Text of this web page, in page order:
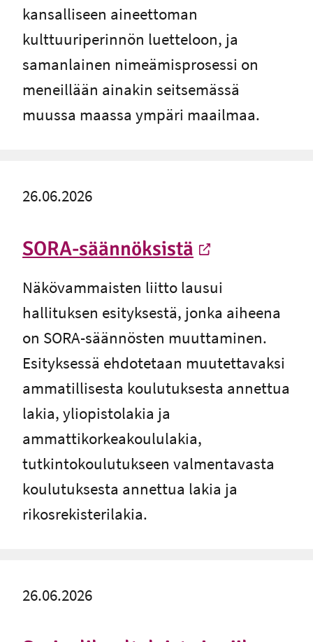
kansalliseen aineettoman
kulttuuriperinnön luetteloon, ja
samanlainen nimeämisprosessi on
meneillään ainakin seitsemässä
muussa maassa ympäri maailmaa.
SORA-säännöksistä
26.06.2026
Näkövammaisten liitto lausui
hallituksen esityksestä, jonka aiheena
on SORA-säännösten muuttaminen.
Esityksessä ehdotetaan muutettavaksi
ammatillisesta koulutuksesta annettua
lakia, yliopistolakia ja
ammattikorkeakoululakia,
tutkintokoulutukseen valmentavasta
koulutuksesta annettua lakia ja
rikosrekisterilakia.
26.06.2026